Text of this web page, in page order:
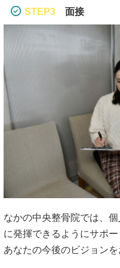
STEP3 面接
なかの中央整骨院では、
に発揮できるようにサポ
あなたの今後のビジョンを